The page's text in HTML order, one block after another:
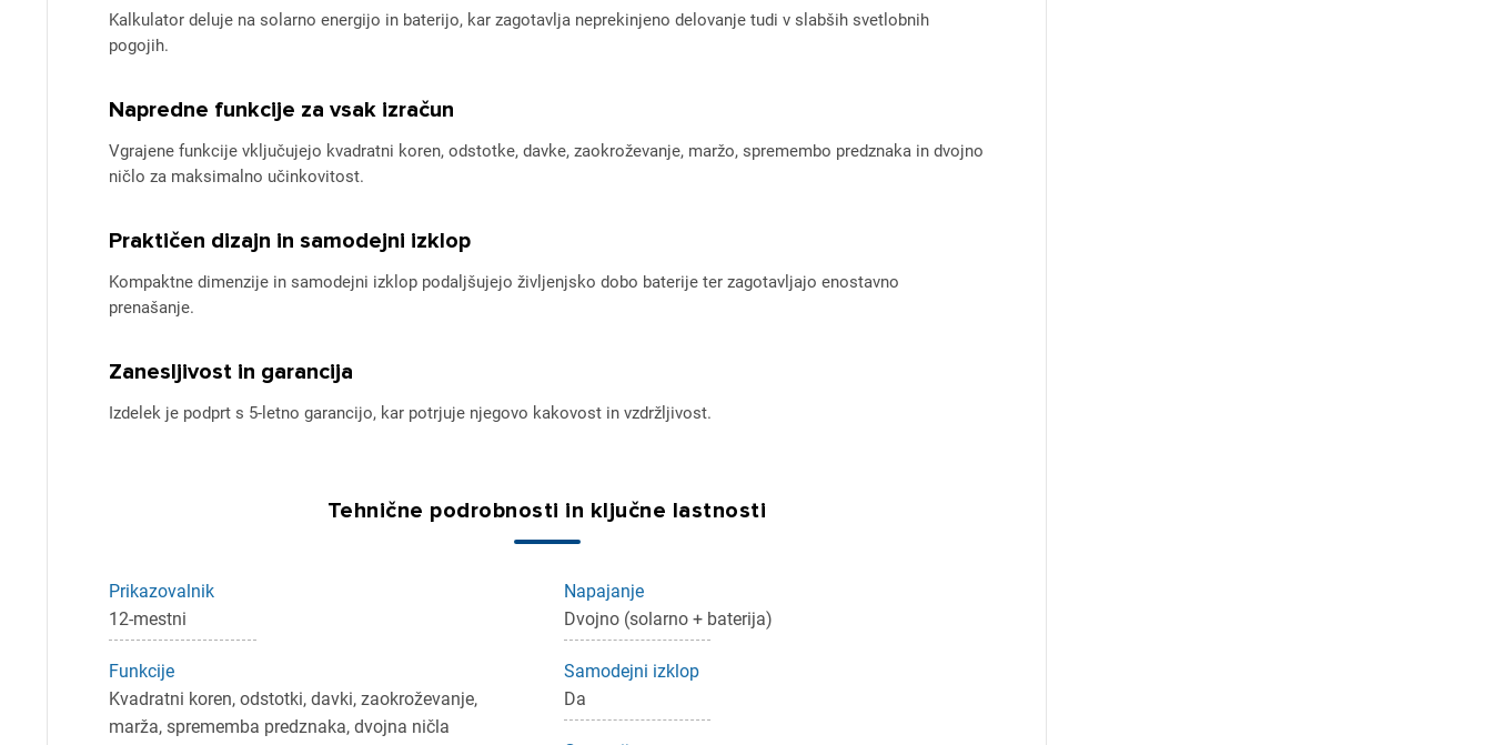
Kalkulator deluje na solarno energijo in baterijo, kar zagotavlja neprekinjeno delovanje tudi v slabših svetlobnih
pogojih.
Napredne funkcije za vsak izračun
Vgrajene funkcije vključujejo kvadratni koren, odstotke, davke, zaokroževanje, maržo, spremembo predznaka in dvojno
ničlo za maksimalno učinkovitost.
Praktičen dizajn in samodejni izklop
Kompaktne dimenzije in samodejni izklop podaljšujejo življenjsko dobo baterije ter zagotavljajo enostavno
prenašanje.
Zanesljivost in garancija
Izdelek je podprt s 5-letno garancijo, kar potrjuje njegovo kakovost in vzdržljivost.
Tehnične podrobnosti in ključne lastnosti
Prikazovalnik
12-mestni
Napajanje
Dvojno (solarno + baterija)
Funkcije
Kvadratni koren, odstotki, davki, zaokroževanje,
marža, sprememba predznaka, dvojna ničla
Samodejni izklop
Da